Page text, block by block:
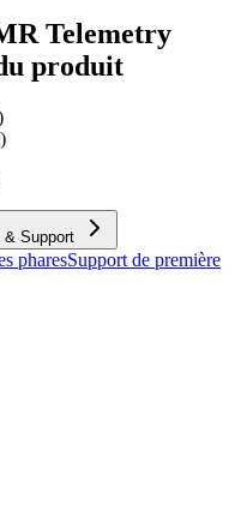
Telemetry
produit
& Support
pharesSupport de première